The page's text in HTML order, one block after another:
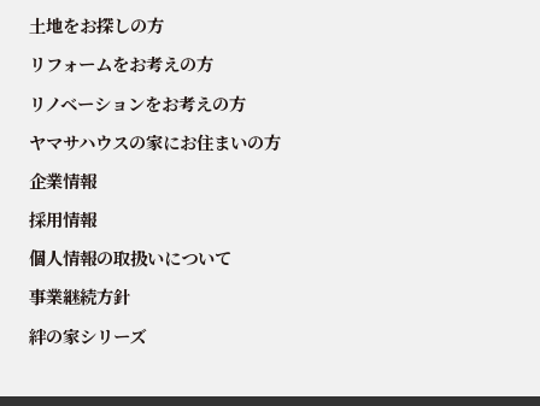
土地をお探しの方
リフォームをお考えの方
リノベーションをお考えの方
ヤマサハウスの家にお住まいの方
企業情報
採用情報
個人情報の取扱いについて
事業継続方針
絆の家シリーズ